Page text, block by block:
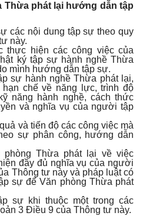
Thừa phát lại hướng dẫn tập
các nội dung tập sự theo quy
này.
thực hiện các công việc của
ký tập sự hành nghề Thừa
mình hướng dẫn tập sự.
sự hành nghề Thừa phát lại,
chế về năng lực, trình độ
năng hành nghề, cách thức
và nghĩa vụ của người tập
và tiến độ các công việc mà
sự phân công, hướng dẫn
Thừa phát lại về việc
đầy đủ nghĩa vụ của người
Thông tư này và pháp luật có
sự để Văn phòng Thừa phát
sự khi thuộc một trong các
3 Điều 9 của Thông tư này.